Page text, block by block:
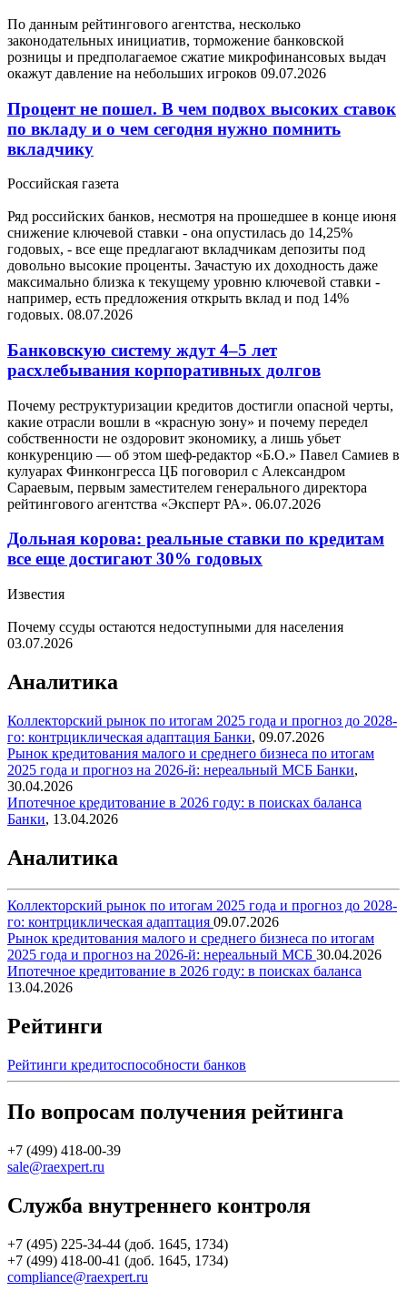
По данным рейтингового агентства, несколько
законодательных инициатив, торможение банковской
розницы и предполагаемое сжатие микрофинансовых выдач
окажут давление на небольших игроков 09.07.2026
Процент не пошел. В чем подвох высоких ставок
по вкладу и о чем сегодня нужно помнить
вкладчику
Российская газета
Ряд российских банков, несмотря на прошедшее в конце июня
снижение ключевой ставки - она опустилась до 14,25%
годовых, - все еще предлагают вкладчикам депозиты под
довольно высокие проценты. Зачастую их доходность даже
максимально близка к текущему уровню ключевой ставки -
например, есть предложения открыть вклад и под 14%
годовых. 08.07.2026
Банковскую систему ждут 4–5 лет
расхлебывания корпоративных долгов
Почему реструктуризации кредитов достигли опасной черты,
какие отрасли вошли в «красную зону» и почему передел
собственности не оздоровит экономику, а лишь убьет
конкуренцию — об этом шеф-редактор «Б.О.» Павел Самиев в
кулуарах Финконгресса ЦБ поговорил с Александром
Сараевым, первым заместителем генерального директора
рейтингового агентства «Эксперт РА». 06.07.2026
Дольная корова: реальные ставки по кредитам
все еще достигают 30% годовых
Известия
Почему ссуды остаются недоступными для населения
03.07.2026
Аналитика
Коллекторский рынок по итогам 2025 года и прогноз до 2028-
го: контрциклическая адаптация Банки, 09.07.2026
Рынок кредитования малого и среднего бизнеса по итогам
2025 года и прогноз на 2026-й: нереальный МСБ Банки,
30.04.2026
Ипотечное кредитование в 2026 году: в поисках баланса
Банки, 13.04.2026
Аналитика
Коллекторский рынок по итогам 2025 года и прогноз до 2028-
го: контрциклическая адаптация 09.07.2026
Рынок кредитования малого и среднего бизнеса по итогам
2025 года и прогноз на 2026-й: нереальный МСБ 30.04.2026
Ипотечное кредитование в 2026 году: в поисках баланса
13.04.2026
Рейтинги
Рейтинги кредитоспособности банков
По вопросам получения рейтинга
+7 (499) 418-00-39
sale@raexpert.ru
Служба внутреннего контроля
+7 (495) 225-34-44 (доб. 1645, 1734)
+7 (499) 418-00-41 (доб. 1645, 1734)
compliance@raexpert.ru